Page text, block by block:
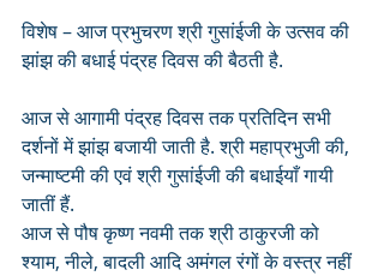
विशेष – आज प्रभुचरण श्री गुसांईजी के उत्सव की
झांझ की बधाई पंद्रह दिवस की बैठती है.
आज से आगामी पंद्रह दिवस तक प्रतिदिन सभी
दर्शनों में झांझ बजायी जाती है. श्री महाप्रभुजी की,
जन्माष्टमी की एवं श्री गुसांईजी की बधाईयाँ गायी
जातीं हैं.
आज से पौष कृष्ण नवमी तक श्री ठाकुरजी को
श्याम, नीले, बादली आदि अमंगल रंगों के वस्त्र नहीं